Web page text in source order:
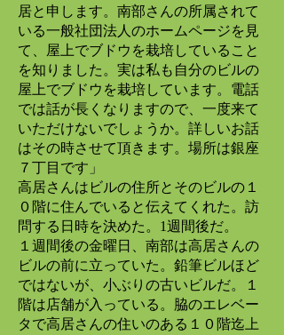
居と申します。南部さんの所属されて
いる一般社団法人のホームページを見
て、屋上でブドウを栽培していること
を知りました。実は私も自分のビルの
屋上でブドウを栽培しています。電話
では話が長くなりますので、一度来て
いただけないでしょうか。詳しいお話
はその時させて頂きます。場所は銀座
７丁目です」
高居さんはビルの住所とそのビルの１
０階に住んでいると伝えてくれた。訪
問する日時を決めた。1週間後だ。
１週間後の金曜日、南部は高居さんの
ビルの前に立っていた。鉛筆ビルほど
ではないが、小ぶりの古いビルだ。１
階は店舗が入っている。脇のエレベー
タで高居さんの住いのある１０階迄上